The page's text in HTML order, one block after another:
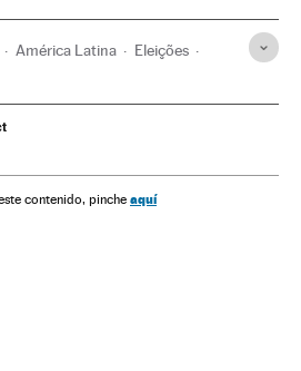
América Latina Eleições
contenido, pinche aquí